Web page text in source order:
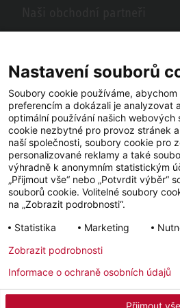
se vám naši partneři ve vašem okolí.
Impressum Ochrana
YouTube Facebook
Instagram
Nastavení souborů
Soubory cookie používáme, abychom
preferencím a dokázali je analyzovat
optimální používání našich webových
cookie nezbytné pro provoz stránek
naší společnosti, soubory cookie pro
personalizované reklamy a také
výhradně k anonymním statistickým
„Přijmout vše“ nebo „Potvrdit výběr“
souborů cookie. Volitelné soubory
na „Zobrazit podrobnosti“.
Statistika
Marketing
Přijmout vše
Zobrazit podrobnosti
Informace o ochraně osobních údajů